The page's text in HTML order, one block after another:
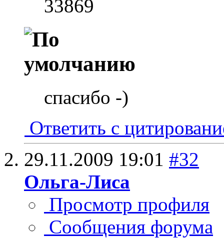
33869
спасибо -)
Ответить с
29.11.2009 19:01 #32
Ольга-Лиса
Просмотр профиля
Сообщения форума